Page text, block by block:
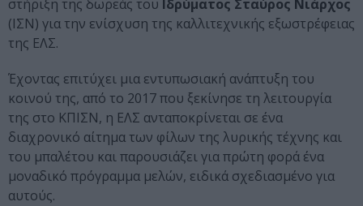
στήριξη της δωρεάς του Ιδρύματος Σταύρος Νιάρχος
(ΙΣΝ) για την ενίσχυση της καλλιτεχνικής εξωστρέφειας
της ΕΛΣ.
Έχοντας επιτύχει μια εντυπωσιακή ανάπτυξη του
κοινού της, από το 2017 που ξεκίνησε τη λειτουργία
της στο ΚΠΙΣΝ, η ΕΛΣ ανταποκρίνεται σε ένα
διαχρονικό αίτημα των φίλων της λυρικής τέχνης και
του μπαλέτου και παρουσιάζει για πρώτη φορά ένα
μοναδικό πρόγραμμα μελών, ειδικά σχεδιασμένο για
αυτούς.